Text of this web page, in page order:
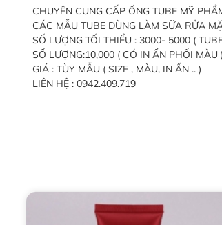
CHUYÊN CUNG CẤP ỐNG TUBE MỸ
CÁC MẪU TUBE DÙNG LÀM SỮA RỬA
SỐ LƯỢNG TỐI THIỂU : 3000- 5000 (
SỐ LƯỢNG:10,000 ( CÓ IN ẤN PHỐI MÀU )
GIÁ : TÙY MẪU ( SIZE , MÀU, IN ẤN .. )
LIÊN HỆ : 0942.409.719